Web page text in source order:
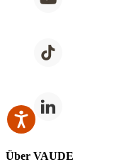
Über VAUDE